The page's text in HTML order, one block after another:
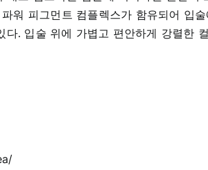
워 피그먼트 컴플렉스가 함유되어 입
. 입술 위에 가볍고 편안하게 강렬한